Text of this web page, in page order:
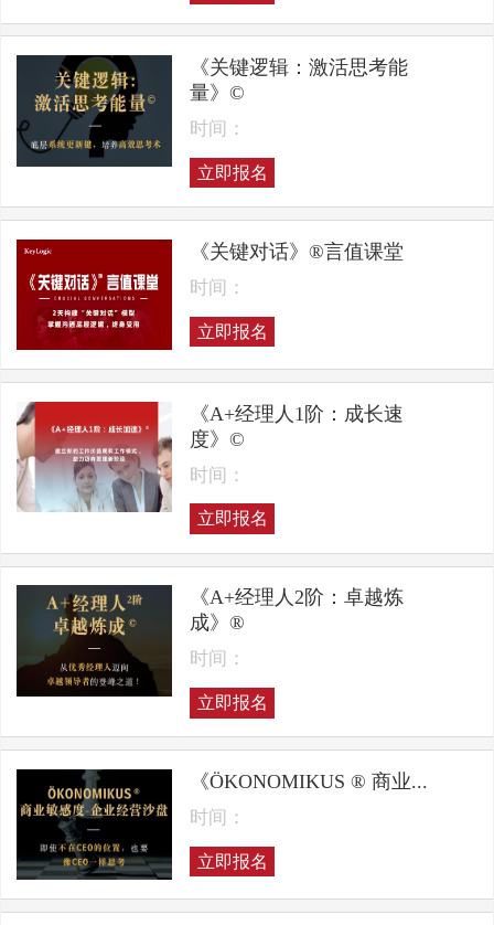
《关键逻辑：激活思考能
量》©
时间：
立即报名
《关键对话》®言值课堂
时间：
立即报名
《A+经理人1阶：成长速
度》©
时间：
立即报名
《A+经理人2阶：卓越炼
成》®
时间：
立即报名
《ÖKONOMIKUS ® 商业...
时间：
立即报名